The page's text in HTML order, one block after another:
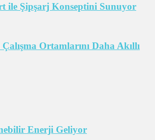
ile Şipşarj Konseptini Sunuyor
Ortamlarını Daha Akıllı
Enerji Geliyor